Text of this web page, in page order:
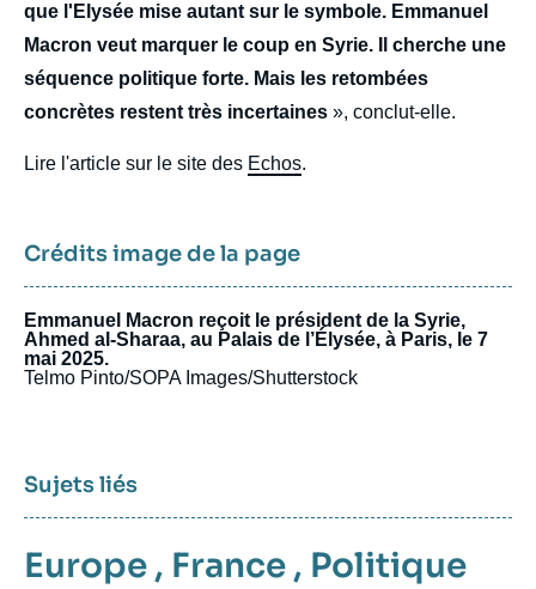
que l'Elysée mise autant sur le symbole. Emmanuel
Macron veut marquer le coup en Syrie. Il cherche une
séquence politique forte. Mais les retombées
concrètes restent très incertaines », conclut-elle.
Lire l'article sur le site des Echos.
Crédits image de la page
Emmanuel Macron reçoit le président de la Syrie,
Ahmed al-Sharaa, au Palais de l’Élysée, à Paris, le 7
mai 2025.
Telmo Pinto/SOPA Images/Shutterstock
Sujets liés
Europe , France , Politique